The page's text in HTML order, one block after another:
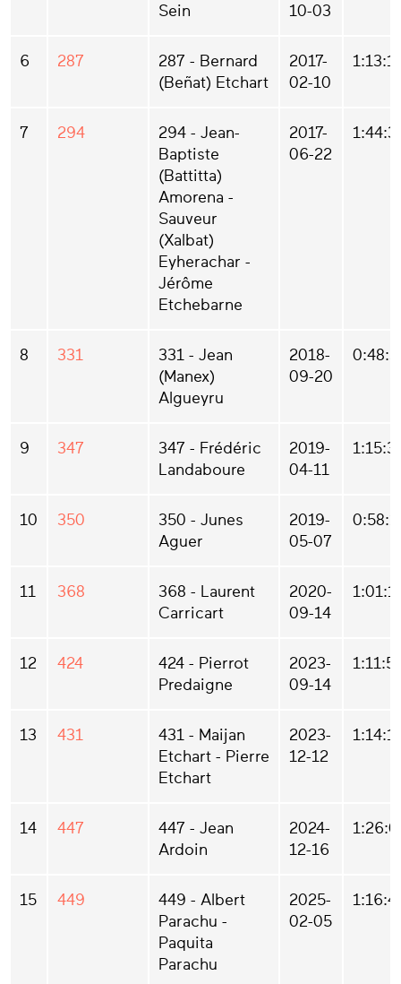
Sein
10-03
6 287
287 - Bernard
(Beñat) Etchart
2017-
02-10
7 294
294 - Jean-
Baptiste
(Battitta)
Amorena -
Sauveur
(Xalbat)
Eyherachar -
Jérôme
Etchebarne
2017-
06-22
8 331
331 - Jean
(Manex)
Algueyru
2018-
09-20
9 347
347 - Frédéric
Landaboure
2019-
04-11
10 350
350 - Junes
Aguer
2019-
05-07
11 368
368 - Laurent
Carricart
2020-
09-14
12 424
424 - Pierrot
Predaigne
2023-
09-14
13 431
431 - Maijan
Etchart - Pierre
Etchart
2023-
12-12
14 447
447 - Jean
Ardoin
2024-
12-16
15 449
449 - Albert
Parachu -
Paquita
Parachu
2025-
02-05